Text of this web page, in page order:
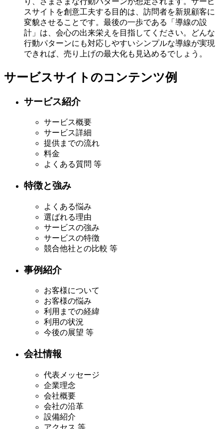
スサイトを創意工夫する目的は、訪問者を新規顧客に
変貌させることです。最後の一歩である「導線の設
計」は、会心の出来栄えを目指してください。どんな
行動パターンにも対応しやすいシンプルな導線が実現
できれば、売り上げの最大化も見込めるでしょう。
サービスサイトのコンテンツ例
サービス紹介
サービス概要
サービス詳細
提供までの流れ
料金
よくある質問 等
特徴と強み
よくある悩み
選ばれる理由
サービスの強み
サービスの特徴
競合他社との比較 等
事例紹介
お客様について
お客様の悩み
利用までの経緯
利用の状況
今後の展望 等
会社情報
代表メッセージ
企業理念
会社概要
会社の沿革
設備紹介
アクセス 等